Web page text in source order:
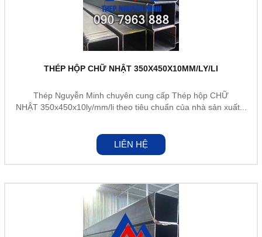
THÉP HỘP CHỮ NHẬT 350X450X10MM/LY/LI
Thép Nguyễn Minh chuyên cung cấp Thép hộp CHỮ
NHẬT 350x450x10ly/mm/li theo tiêu chuẩn của nhà sản xuất...
LIÊN HỆ